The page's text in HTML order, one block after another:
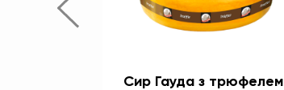
Сир Гауда з трюфелем